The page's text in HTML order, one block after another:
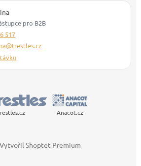
pro B2B
517
Anacot.cz
Vytvořil Shoptet Premium